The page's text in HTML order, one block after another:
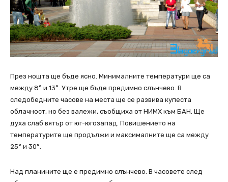
През нощта ще бъде ясно. Минималните температури ще са
между 8° и 13°. Утре ще бъде предимно слънчево. В
следобедните часове на места ще се развива купеста
облачност, но без валежи, съобщиха от НИМХ към БАН. Ще
духа слаб вятър от юг-югозапад. Повишението на
температурите ще продължи и максималните ще са между
25° и 30°.
Над планините ще е предимно слънчево. В часовете след